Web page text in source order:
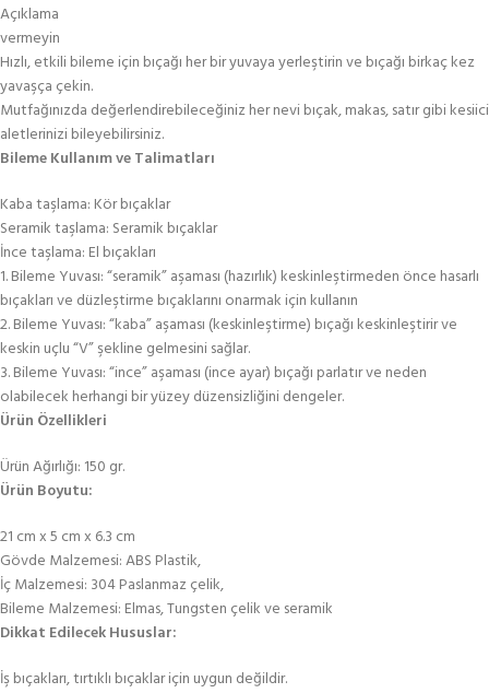
Açıklama
vermeyin
Hızlı, etkili bileme için bıçağı her bir yuvaya yerleştirin ve bıçağı birkaç kez
yavaşça çekin.
Mutfağınızda değerlendirebileceğiniz her nevi bıçak, makas, satır gibi kesiici
aletlerinizi bileyebilirsiniz.
Bileme Kullanım ve Talimatları
Kaba taşlama: Kör bıçaklar
Seramik taşlama: Seramik bıçaklar
İnce taşlama: El bıçakları
1. Bileme Yuvası: “seramik” aşaması (hazırlık) keskinleştirmeden önce hasarlı
bıçakları ve düzleştirme bıçaklarını onarmak için kullanın
2. Bileme Yuvası: “kaba” aşaması (keskinleştirme) bıçağı keskinleştirir ve
keskin uçlu “V” şekline gelmesini sağlar.
3. Bileme Yuvası: “ince” aşaması (ince ayar) bıçağı parlatır ve neden
olabilecek herhangi bir yüzey düzensizliğini dengeler.
Ürün Özellikleri
Ürün Ağırlığı: 150 gr.
Ürün Boyutu:
21 cm x 5 cm x 6.3 cm
Gövde Malzemesi: ABS Plastik,
İç Malzemesi: 304 Paslanmaz çelik,
Bileme Malzemesi: Elmas, Tungsten çelik ve seramik
Dikkat Edilecek Hususlar:
İş bıçakları, tırtıklı bıçaklar için uygun değildir.